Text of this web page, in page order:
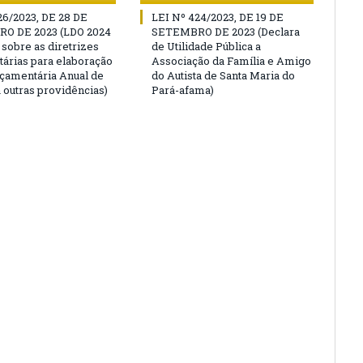
2023, DE 28 DE
DE 2023 (LDO 2024
as diretrizes
para elaboração
Anual de
outras providências)
LEI Nº 424/2023, DE 19 DE
SETEMBRO DE 2023 (Declara
de Utilidade Pública a
Associação da Família e Amigo
do Autista de Santa Maria do
Pará-afama)